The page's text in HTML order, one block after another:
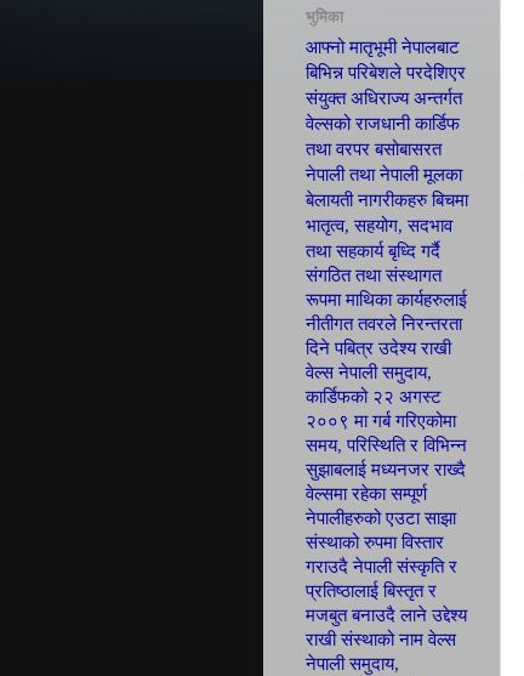
भुमिका
आफ्नो मातृभूमी नेपालबाट
बिभिन्न परिबेशले परदेशिएर
संयुक्त अधिराज्य अन्तर्गत
वेल्सको राजधानी कार्डिफ
तथा वरपर बसोबासरत
नेपाली तथा नेपाली मूलका
बेलायती नागरीकहरु बिचमा
भातृत्व, सहयोग,सदभाव
तथा सहकार्य बृध्दि गर्दै
संगठित तथासंस्थागत
रूपमा माथिका कार्यहरुलाई
नीतीगत तवरले निरन्तरता
दिने पबित्र उदेश्य राखी
वेल्स नेपालीसमुदाय,
कार्डिफको २२ अगस्ट
२००९ मा गर्बगरिएकोमा
समय, परिस्थिति र विभिन्न
सुझाबलाई मध्यनजर राख्दै
वेल्समा रहेका सम्पूर्ण
नेपालीहरुको एउटा साझा
संस्थाको रुपमा विस्तार
गराउदै नेपाली संस्कृति र
प्रतिष्ठालाई बिस्तृत र
मजबुत बनाउदै लाने उद्देश्य
राखी संस्थाको नाम वेल्स
नेपाली समुदाय,